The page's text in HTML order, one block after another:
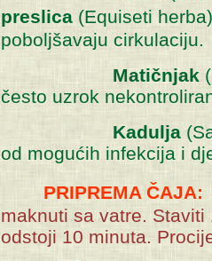
preslica (Equiseti herba)
poboljšavaju cirkulaciju.
Matičnjak
često uzrok
Kadulja
od mogućih infekcija i
PRIPREMA ČAJA:
maknuti sa vatre.
odstoji 10 minuta.